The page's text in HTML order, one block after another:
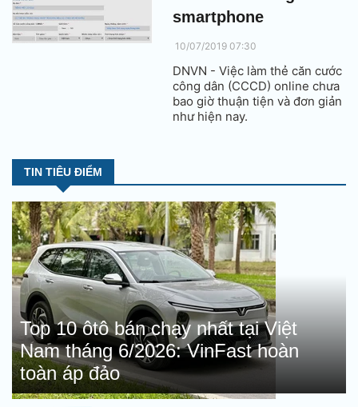
smartphone
10/07/2019 07:30
DNVN - Việc làm thẻ căn cước
công dân (CCCD) online chưa
bao giờ thuận tiện và đơn giản
như hiện nay.
TIN TIÊU ĐIỂM
Top 10 ôtô bán chạy nhất tại Việt
Nam tháng 6/2026: VinFast hoàn
toàn áp đảo